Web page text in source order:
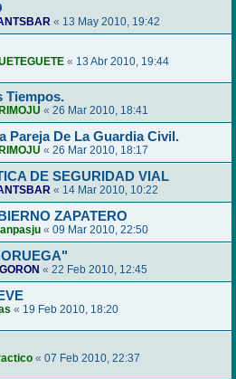
« 13 May 2010, 19:42
« 13 Abr 2010, 19:44
Tiempos.
« 26 Mar 2010, 18:41
Pareja De La Guardia Civil.
« 26 Mar 2010, 18:17
DE SEGURIDAD VIAL
« 14 Mar 2010, 10:22
ZAPATERO
« 09 Mar 2010, 22:50
« 22 Feb 2010, 12:45
« 19 Feb 2010, 18:20
« 07 Feb 2010, 22:37